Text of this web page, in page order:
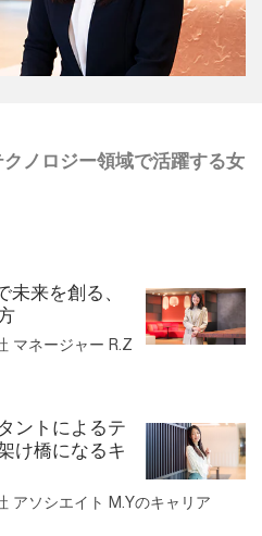
ノロジー領域で活躍する女
来を創る、
マネージャー R.Z
ントによるテ
け橋になるキ
アソシエイト M.Yのキャリア